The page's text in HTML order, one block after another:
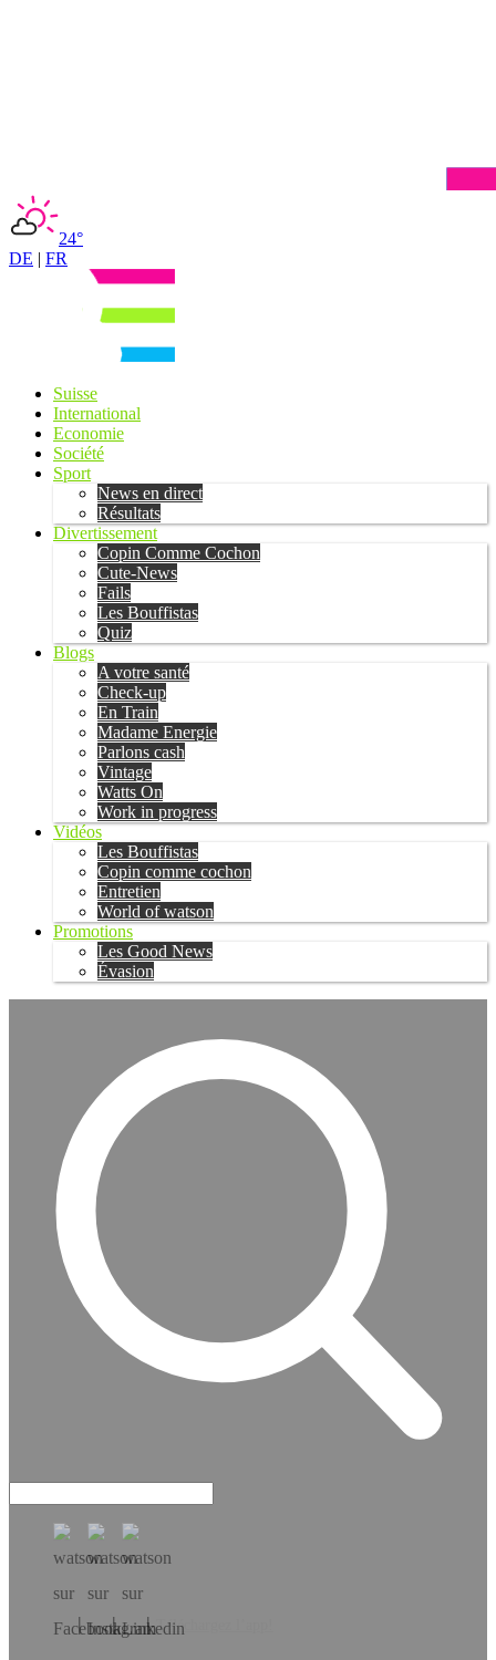
24°
DE | FR
Suisse
International
Economie
Société
Sport
News en direct
Résultats
Divertissement
Copin Comme Cochon
Cute-News
Fails
Les Bouffistas
Quiz
Blogs
A votre santé
Check-up
En Train
Madame Energie
Parlons cash
Vintage
Watts On
Work in progress
Vidéos
Les Bouffistas
Copin comme cochon
Entretien
World of watson
Promotions
Les Good News
Évasion
Téléchargez l’app!